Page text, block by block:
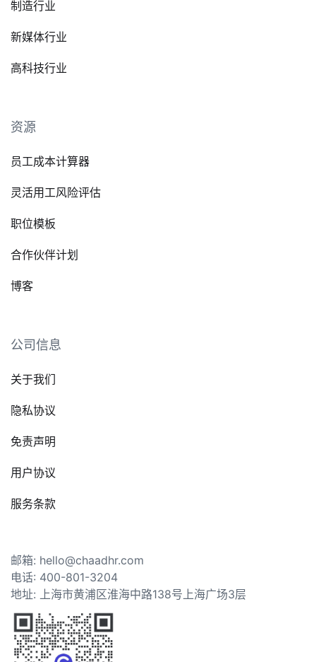
制造行业
新媒体行业
高科技行业
资源
员工成本计算器
灵活用工风险评估
职位模板
合作伙伴计划
博客
公司信息
关于我们
隐私协议
免责声明
用户协议
服务条款
邮箱: hello@chaadhr.com
电话: 400-801-3204
地址: 上海市黄浦区淮海中路138号上海广场3层